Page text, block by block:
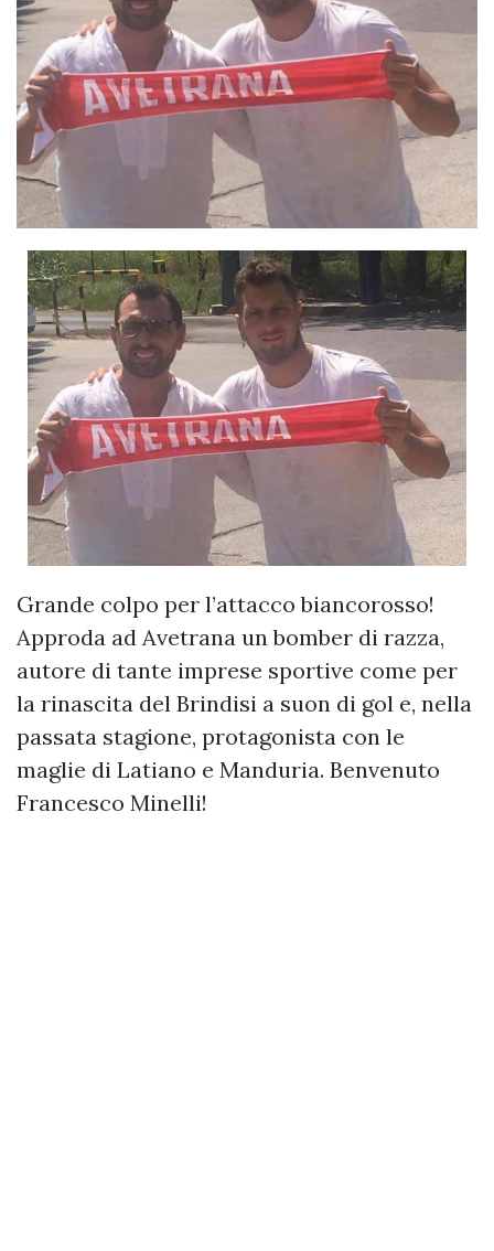
Grande colpo per l’attacco biancorosso!
Approda ad Avetrana un bomber di razza,
autore di tante imprese sportive come per
la rinascita del Brindisi a suon di gol e, nella
passata stagione, protagonista con le
maglie di Latiano e Manduria. Benvenuto
Francesco Minelli!